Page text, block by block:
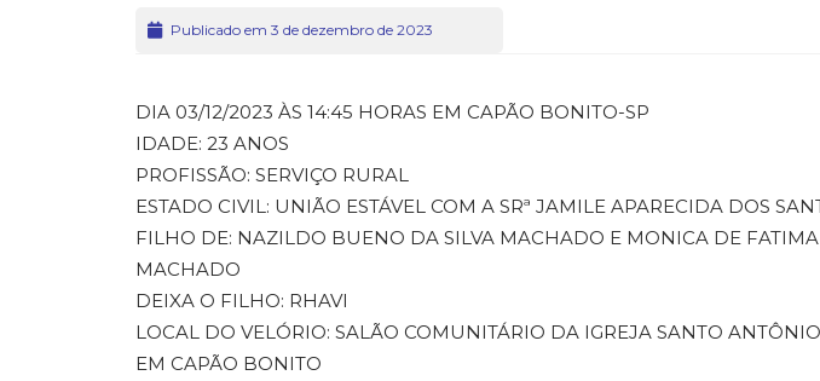
Publicado em 3 de dezembro de 2023
DIA 03/12/2023 ÀS 14:45 HORAS EM CAPÃO BONITO-SP
IDADE: 23 ANOS
PROFISSÃO: SERVIÇO RURAL
ESTADO CIVIL: UNIÃO ESTÁVEL COM A SRª JAMILE APARECIDA DOS
FILHO DE: NAZILDO BUENO DA SILVA MACHADO E MONICA DE FATIMA
MACHADO
DEIXA O FILHO: RHAVI
LOCAL DO VELÓRIO: SALÃO COMUNITÁRIO DA IGREJA SANTO
EM CAPÃO BONITO